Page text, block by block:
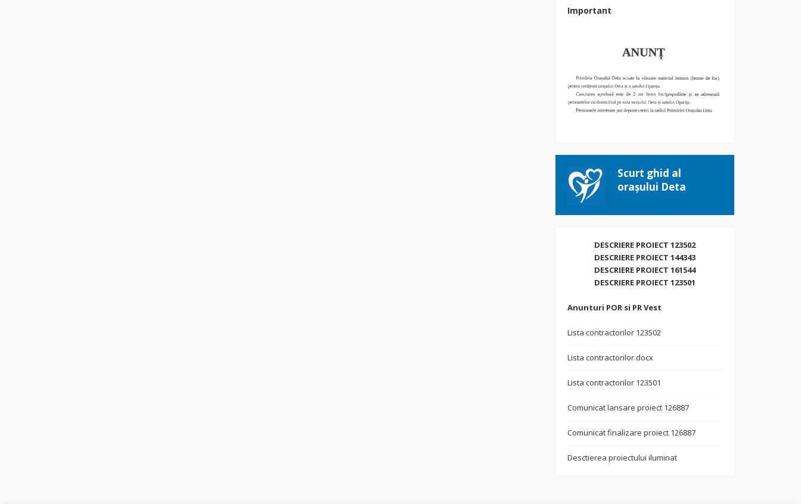
Important
Scurt ghid al
orașului Deta
DESCRIERE PROIECT 123502
DESCRIERE PROIECT 144343
DESCRIERE PROIECT 161544
DESCRIERE PROIECT 123501
Anunturi POR si PR Vest
Lista contractorilor 123502
Lista contractorilor.docx
Lista contractorilor 123501
Comunicat lansare proiect 126887
Comunicat finalizare proiect 126887
Desctierea proiectului iluminat